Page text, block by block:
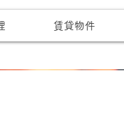
賃貸物件